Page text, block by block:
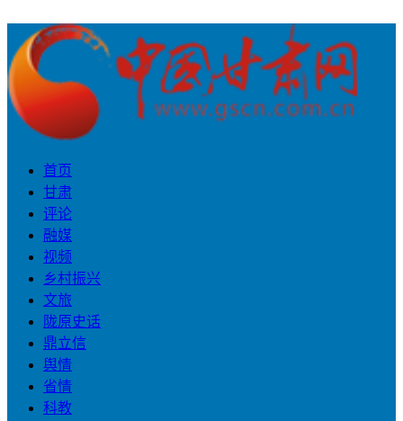
首页
甘肃
评论
融媒
视频
乡村振兴
文旅
陇原史话
鼎立信
舆情
省情
科教